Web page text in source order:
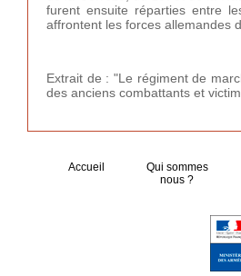
furent ensuite réparties entre
affrontent les forces allemandes
Extrait de : "Le régiment de
des anciens combattants et
Accueil
Qui sommes
nous ?